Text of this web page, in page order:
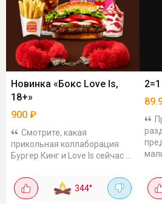
Новинка «Бокс Love Is,
18+»
900 ₽
Смотрите, какая
прикольная коллаборация
Бургер Кинг и Love Is сейчас в
899.99 рублей, считайте, 900
рублей. Что внутри бокса?
Воппер Love Is… на...
344°